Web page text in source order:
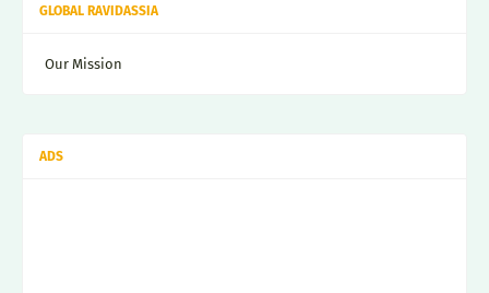
GLOBAL RAVIDASSIA
Our Mission
ADS